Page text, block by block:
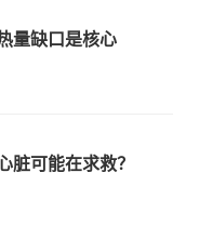
量缺口是核心
脏可能在求救？